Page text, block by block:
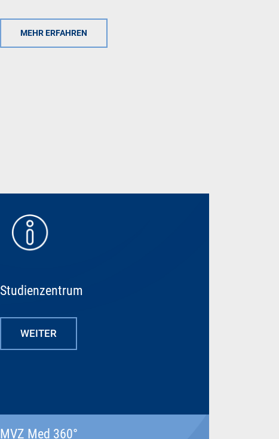
MEHR ERFAHREN
Studienzentrum
WEITER
MVZ Med 360°